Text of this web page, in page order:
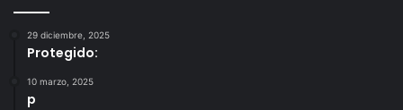
29 diciembre, 2025
Protegido:
10 marzo, 2025
p